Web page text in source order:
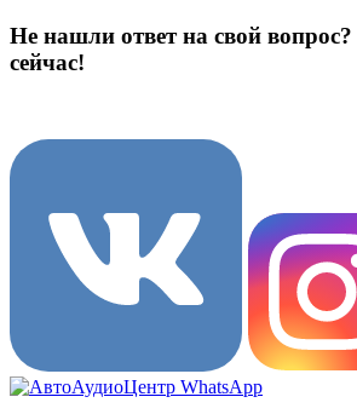
Не нашли ответ на свой вопрос?
сейчас!